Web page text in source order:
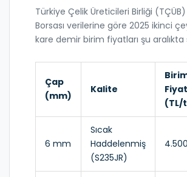
Türkiye Çelik Üreticileri Birliği
Borsası verilerine göre 2025 ikinci
kare demir birim fiyatları şu aralıkta
Çap
(mm)
Kalite
(TL/
6 mm
Sıcak
Haddelenmiş
(S235JR)
4.500